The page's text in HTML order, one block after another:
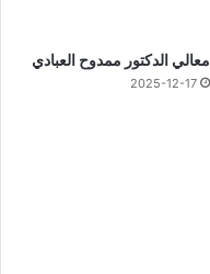
معالي الدكتور ممدوح العبادي
2025-12-17